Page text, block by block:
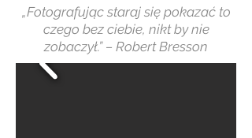
„Fotografując staraj się pokazać to
czego bez ciebie, nikt by nie
zobaczył.” – Robert Bresson